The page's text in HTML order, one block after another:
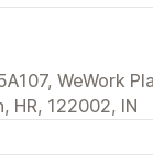
WeWork
HR, 122002, IN